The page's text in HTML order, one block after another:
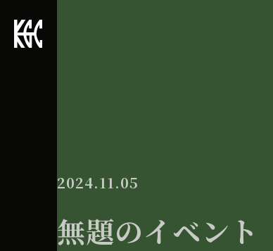
2024.11.05
無題のイベント